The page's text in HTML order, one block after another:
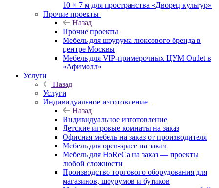
10 × 7 м для пространства «Дворец культур»
Прочие проекты
Назад
Прочие проекты
Мебель для шоурума люксового бренда в
центре Москвы
Мебель для VIP-примерочных ЦУМ Outlet в
«Афимолл»
Услуги
Назад
Услуги
Индивидуальное изготовление
Назад
Индивидуальное изготовление
Детские игровые комнаты на заказ
Офисная мебель на заказ от производителя
Мебель для open-space на заказ
Мебель для HoReCa на заказ — проекты
любой сложности
Производство торгового оборудования для
магазинов, шоурумов и бутиков